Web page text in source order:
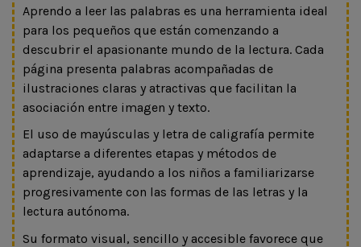
Aprendo a leer las palabras es una herramienta ideal
para los pequeños que están comenzando a
descubrir el apasionante mundo de la lectura. Cada
página presenta palabras acompañadas de
ilustraciones claras y atractivas que facilitan la
asociación entre imagen y texto.
El uso de mayúsculas y letra de caligrafía permite
adaptarse a diferentes etapas y métodos de
aprendizaje, ayudando a los niños a familiarizarse
progresivamente con las formas de las letras y la
lectura autónoma.
Su formato visual, sencillo y accesible favorece que